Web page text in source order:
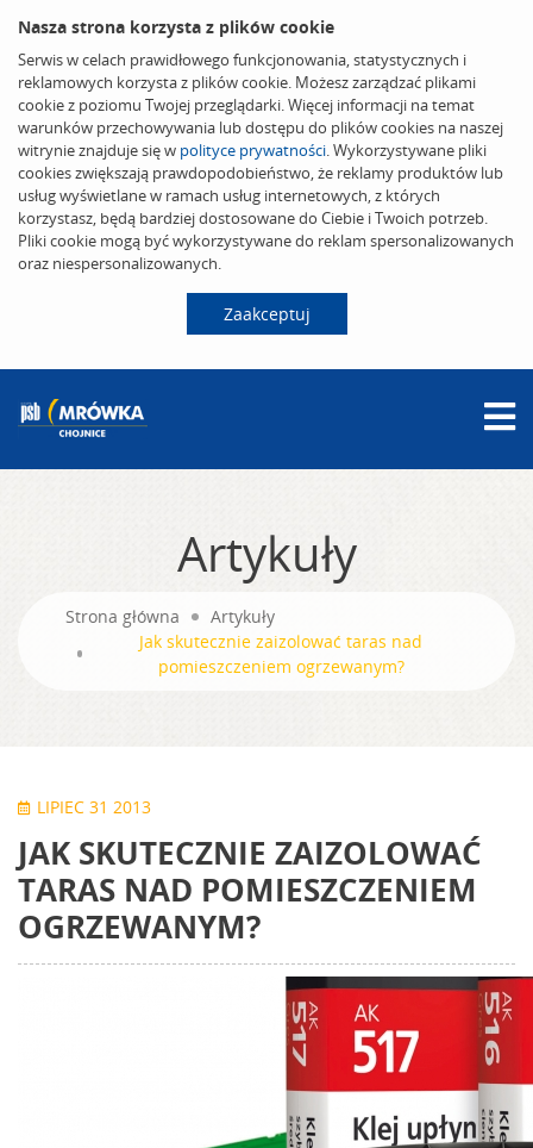
Nasza strona korzysta z plików cookie
Serwis w celach prawidłowego funkcjonowania, statystycznych i
reklamowych korzysta z plików cookie. Możesz zarządzać plikami
cookie z poziomu Twojej przeglądarki. Więcej informacji na temat
warunków przechowywania lub dostępu do plików cookies na naszej
witrynie znajduje się w polityce prywatności. Wykorzystywane pliki
cookies zwiększają prawdopodobieństwo, że reklamy produktów lub
usług wyświetlane w ramach usług internetowych, z których
korzystasz, będą bardziej dostosowane do Ciebie i Twoich potrzeb.
Pliki cookie mogą być wykorzystywane do reklam spersonalizowanych
oraz niespersonalizowanych.
Zaakceptuj
Artykuły
Strona główna
Artykuły
Jak skutecznie zaizolować taras nad
pomieszczeniem ogrzewanym?
LIPIEC 31 2013
JAK SKUTECZNIE ZAIZOLOWAĆ
TARAS NAD POMIESZCZENIEM
OGRZEWANYM?